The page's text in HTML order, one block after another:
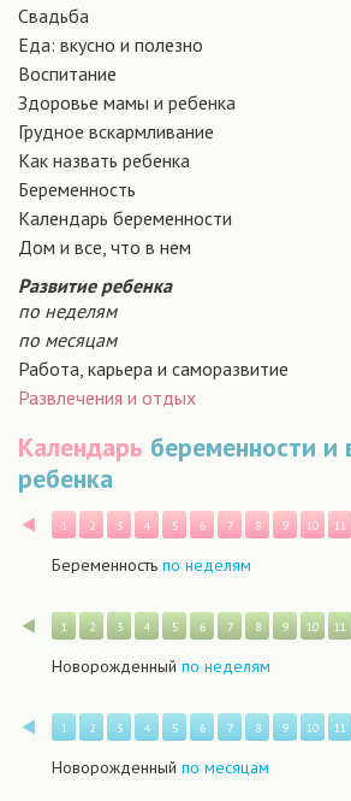
Свадьба
Еда: вкусно и полезно
Воспитание
Здоровье мамы и ребенка
Грудное вскармливание
Как назвать ребенка
Беременность
Календарь беременности
Дом и все, что в нем
Развитие ребенка
по неделям
по месяцам
Работа, карьера и саморазвитие
Развлечения и отдых
Календарь беременности и
ребенка
Назад
1 2 3 4 5 6 7 8 9 10 11
Беременность по неделям
Назад
1 2 3 4 5 6 7 8 9 10 11
Новорожденный по неделям
Назад
1 2 3 4 5 6 7 8 9 10 11
Новорожденный по месяцам